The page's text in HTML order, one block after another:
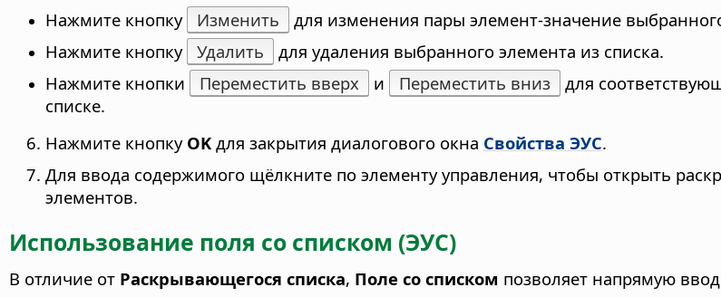
Нажмите кнопку
Изменить
для изменения пары элемент-значение
Нажмите кнопку Удалить
для удаления выбранного элемента из списка.
Нажмите кнопки
Переместить вверх и Переместить вниз
для
списке.
Нажмите кнопку OK для закрытия диалогового окна Свойства ЭУС.
Для ввода содержимого щёлкните по элементу управления, чтобы открыть
элементов.
Использование поля со списком (ЭУС)
В отличие от Раскрывающегося списка, Поле со списком позволяет напрямую